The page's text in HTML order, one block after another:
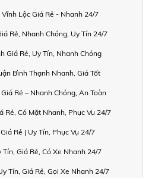
Lộc Giá Rẻ - Nhanh 24/7
Rẻ, Nhanh Chóng, Uy Tín 24/7
Giá Rẻ, Uy Tín, Nhanh Chóng
Bình Thạnh Nhanh, Giá Tốt
Rẻ – Nhanh Chóng, An Toàn
Rẻ, Có Mặt Nhanh, Phục Vụ 24/7
Rẻ | Uy Tín, Phục Vụ 24/7
Giá Rẻ, Có Xe Nhanh 24/7
Tín, Giá Rẻ, Gọi Xe Nhanh 24/7